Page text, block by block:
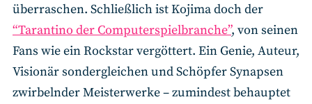
überraschen. Schließlich ist Kojima doch der
“Tarantino der Computerspielbranche”, von seinen
Fans wie ein Rockstar vergöttert. Ein Genie, Auteur,
Visionär sondergleichen und Schöpfer Synapsen
zwirbelnder Meisterwerke – zumindest behauptet